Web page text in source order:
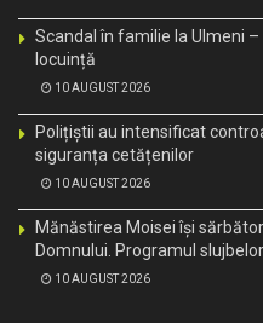
Scandal în familie la Ulmeni
locuință
10 AUGUST 2026
Polițiștii au intensificat
siguranța cetățenilor
10 AUGUST 2026
Mănăstirea Moisei își
Domnului. Programul
10 AUGUST 2026